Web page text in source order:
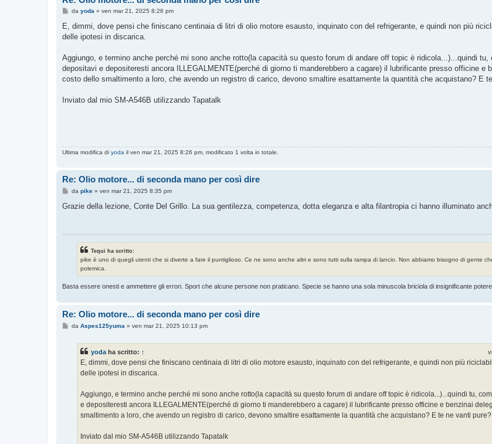
M
s
a
i
o
da yoda» ven mar 21, 2025 8:26 pm
E, dimmi, dove pensi che finiscano centinaia di litri di olio motore esausto, inquinato con del refrigerante, e quindi non più
delle ipotesi in discarica.
Aggiungo, e termino anche perché mi sono anche rotto(la capacità su questo forum di andare off topic è ridicola...)...quindi tu,
depositavi e depositeresti ancora ILLEGALMENTE(perché di giorno ti manderebbero a cagare) il lubrificante presso officine e
costo dello smaltimento a loro, che avendo un registro di carico, devono smaltire esattamente la quantità che acquistano? E
Inviato dal mio SM-A546B utilizzando Tapatalk
Ultima modifica di yoda il ven mar 21, 2025 8:26 pm, modificato 1 volta in totale.
Re: Olio motore... di seconda mano per così dire
M
s
da pike» ven mar 21, 2025 8:35 pm
Grazie della lezione, Conte Del Grillo. La sua gentilezza, competenza, dotta eleganza e alta filantropia ci hanno illuminato
Tequi ha scritto:
pike è uno di quegli utenti che si diverte a fare il puntiglioso. Ce ne sono anche altri e sono tutti sulla rampa di lancio. Non abbiamo bisogno di gente
polemica.
Basta essere onesti e ammettere gli errori. Sport che alcune persone non praticano. Specie se hanno una sola minuscola briciola di insignificante potere.
Re: Olio motore... di seconda mano per così dire
Mda Aspes125yuma » ven mar 21, 2025 10:13 pm
yoda ha scritto: ↑
E, dimmi, dove pensi che finiscano centinaia di litri di olio motore esausto, inquinato con del refrigerante, e quindi non più
delle ipotesi in discarica.
Aggiungo, e termino anche perché mi sono anche rotto(la capacità su questo forum di andare off topic è ridicola...)...quindi tu,
e depositeresti ancora ILLEGALMENTE(perché di giorno ti manderebbero a cagare) il lubrificante presso officine e benzinai
smaltimento a loro, che avendo un registro di carico, devono smaltire esattamente la quantità che acquistano? E te ne vanti pure?
Inviato dal mio SM-A546B utilizzando Tapatalk